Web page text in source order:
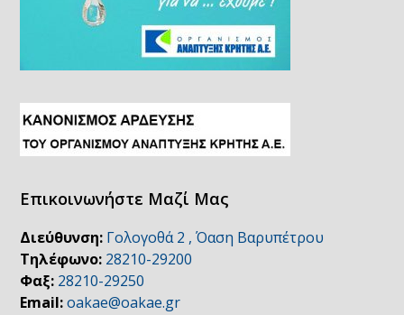
Επικοινωνήστε Μαζί Μας
Διεύθυνση: Γολογοθά 2 , Όαση Βαρυπέτρου
Τηλέφωνο: 28210-29200
Φαξ: 28210-29250
Email: oakae@oakae.gr